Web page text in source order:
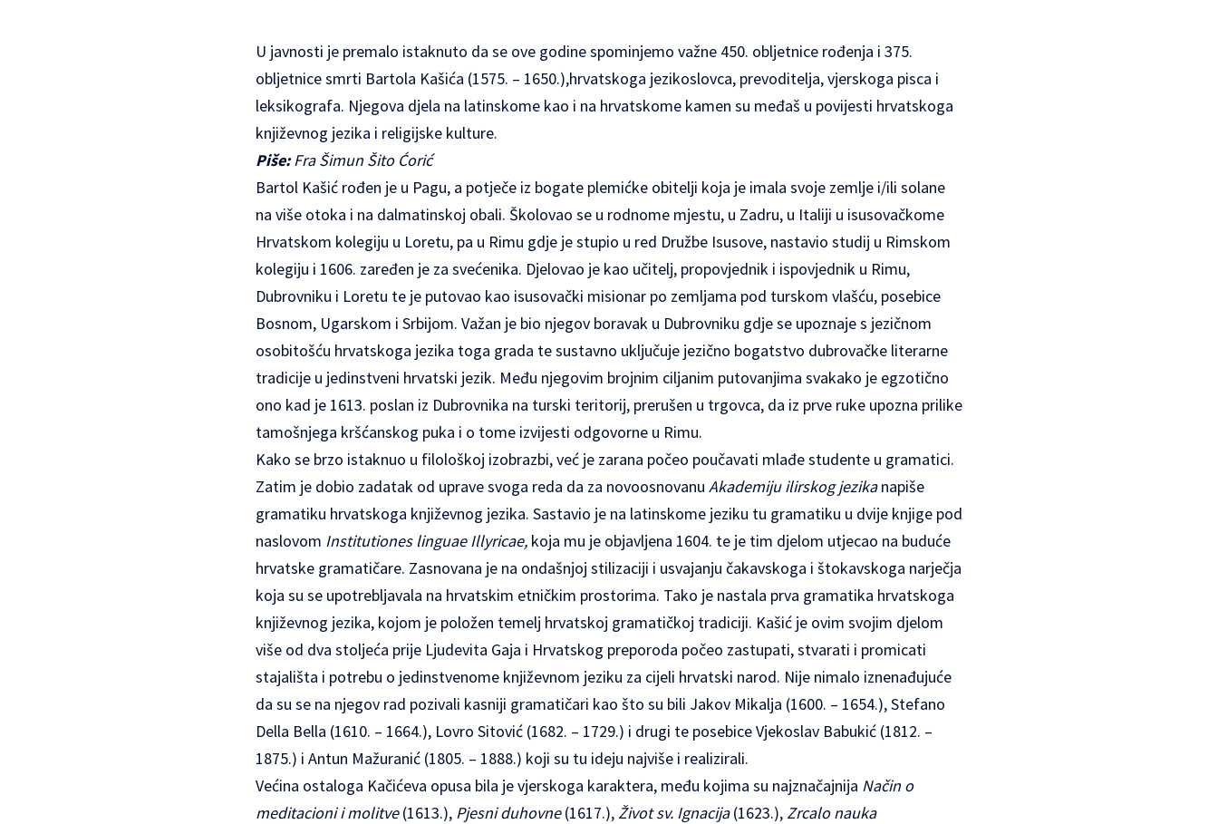
U javnosti je premalo istaknuto da se ove godine spominjemo važne 450. obljetnice rođenja i 375.
obljetnice smrti Bartola Kašića (1575. – 1650.),hrvatskoga jezikoslovca, prevoditelja, vjerskoga pisca i
leksikografa. Njegova djela na latinskome kao i na hrvatskome kamen su međaš u povijesti hrvatskoga
književnog jezika i religijske kulture.
Piše:Fra Šimun Šito Ćorić
Bartol Kašić rođen je u Pagu, a potječe iz bogate plemićke obitelji koja je imala svoje zemlje i/ili solane
na više otoka i na dalmatinskoj obali. Školovao se u rodnome mjestu, u Zadru, u Italiji u isusovačkome
Hrvatskom kolegiju u Loretu, pa u Rimu gdje je stupio u red Družbe Isusove, nastavio studij u Rimskom
kolegiju i 1606. zaređen je za svećenika. Djelovao je kao učitelj, propovjednik i ispovjednik u Rimu,
Dubrovniku i Loretu te je putovao kao isusovački misionar po zemljama pod turskom vlašću, posebice
Bosnom, Ugarskom i Srbijom. Važan je bio njegov boravak u Dubrovniku gdje se upoznaje s jezičnom
osobitošću hrvatskoga jezika toga grada te sustavno uključuje jezično bogatstvo dubrovačke literarne
tradicije u jedinstveni hrvatski jezik. Među njegovim brojnim ciljanim putovanjima svakako je egzotično
ono kad je 1613. poslan iz Dubrovnika na turski teritorij, prerušen u trgovca, da iz prve ruke upozna prilike
tamošnjega kršćanskog puka i o tome izvijesti odgovorne u Rimu.
Kako se brzo istaknuo u filološkoj izobrazbi, već je zarana počeo poučavati mlađe studente u gramatici.
Zatim je dobio zadatak od uprave svoga reda da za novoosnovanu Akademiju ilirskog jezikanapiše
gramatiku hrvatskoga književnog jezika. Sastavio je na latinskome jeziku tu gramatiku u dvije knjige pod
naslovom Institutiones linguae Illyricae, koja mu je objavljena 1604. te je tim djelom utjecao na buduće
hrvatske gramatičare. Zasnovana je na ondašnjoj stilizaciji i usvajanju čakavskoga i štokavskoga narječja
koja su se upotrebljavala na hrvatskim etničkim prostorima. Tako je nastala prva gramatika hrvatskoga
književnog jezika, kojom je položen temelj hrvatskoj gramatičkoj tradiciji. Kašić je ovim svojim djelom
više od dva stoljeća prije Ljudevita Gaja i Hrvatskog preporoda počeo zastupati, stvarati i promicati
stajališta i potrebu o jedinstvenome književnom jeziku za cijeli hrvatski narod. Nije nimalo iznenađujuće
da su se na njegov rad pozivali kasniji gramatičari kao što su bili Jakov Mikalja (1600. – 1654.), Stefano
Della Bella (1610. – 1664.), Lovro Sitović (1682. – 1729.) i drugi te posebice Vjekoslav Babukić (1812. –
1875.) i Antun Mažuranić (1805. – 1888.) koji su tu ideju najviše i realizirali.
Većina ostaloga Kačićeva opusa bila je vjerskoga karaktera, među kojima su najznačajnija Način o
meditacioni i molitve(1613.), Pjesni duhovne(1617.), Život sv. Ignacija(1623.), Zrcalo nauka